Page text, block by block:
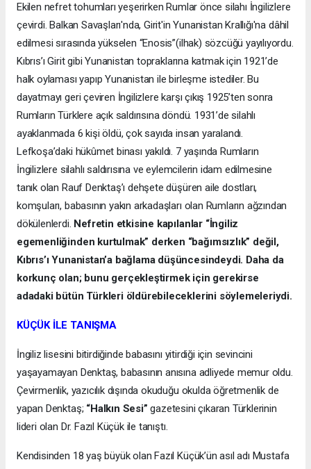
Ekilen nefret tohumları yeşerirken Rumlar önce silahı İngilizlere
çevirdi. Balkan Savaşları'nda, Girit'in Yunanistan Krallığı'na dâhil
edilmesi sırasında yükselen “Enosis”(ilhak) sözcüğü yayılıyordu.
Kıbrıs’ı Girit gibi Yunanistan topraklarına katmak için 1921’de
halk oylaması yapıp Yunanistan ile birleşme istediler. Bu
dayatmayı geri çeviren İngilizlere karşı çıkış 1925’ten sonra
Rumların Türklere açık saldırısına döndü. 1931’de silahlı
ayaklanmada 6 kişi öldü, çok sayıda insan yaralandı.
Lefkoşa’daki hükûmet binası yakıldı. 7 yaşında Rumların
İngilizlere silahlı saldırısına ve eylemcilerin idam edilmesine
tanık olan Rauf Denktaş’ı dehşete düşüren aile dostları,
komşuları, babasının yakın arkadaşları olan Rumların ağzından
dökülenlerdi. Nefretin etkisine kapılanlar “İngiliz
egemenliğinden kurtulmak” derken “bağımsızlık” değil,
Kıbrıs’ı Yunanistan’a bağlama düşüncesindeydi. Daha da
korkunç olan; bunu gerçekleştirmek için gerekirse
adadaki bütün Türkleri öldürebileceklerini söylemeleriydi.
KÜÇÜK İLE TANIŞMA
İngiliz lisesini bitirdiğinde babasını yitirdiği için sevincini
yaşayamayan Denktaş, babasının anısına adliyede memur oldu.
Çevirmenlik, yazıcılık dışında okuduğu okulda öğretmenlik de
yapan Denktaş; “Halkın Sesi”gazetesini çıkaran Türklerinin
lideri olan Dr. Fazıl Küçük ile tanıştı.
Kendisinden 18 yaş büyük olan Fazıl Küçük’ün asıl adı Mustafa